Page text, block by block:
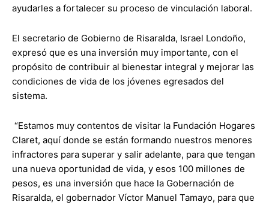
ayudarles a fortalecer su proceso de vinculación laboral.
El secretario de Gobierno de Risaralda, Israel Londoño,
expresó que es una inversión muy importante, con el
propósito de contribuir al bienestar integral y mejorar las
condiciones de vida de los jóvenes egresados del
sistema.
“Estamos muy contentos de visitar la Fundación Hogares
Claret, aquí donde se están formando nuestros menores
infractores para superar y salir adelante, para que tengan
una nueva oportunidad de vida, y esos 100 millones de
pesos, es una inversión que hace la Gobernación de
Risaralda, el gobernador Víctor Manuel Tamayo, para que